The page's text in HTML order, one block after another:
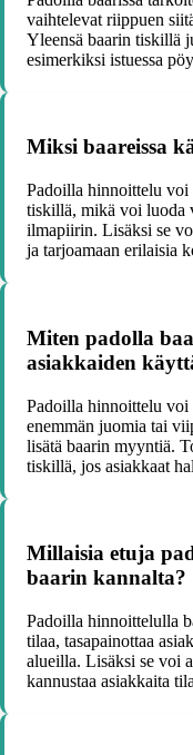
vaihtelevat riippuen
Yleensä baarin tiskillä
esimerkiksi istuessa
Miksi baareissa
Padoilla hinnoittelu voi
tiskillä, mikä voi luoda
ilmapiirin. Lisäksi se
ja tarjoamaan erilaisia
Miten padolla
asiakkaiden
Padoilla hinnoittelu voi
enemmän juomia tai
lisätä baarin myyntiä.
tiskillä, jos asiakkaat
Millaisia etuja
baarin kannalta?
Padoilla hinnoittelulla
tilaa, tasapainottaa
alueilla. Lisäksi se voi
kannustaa asiakkaita